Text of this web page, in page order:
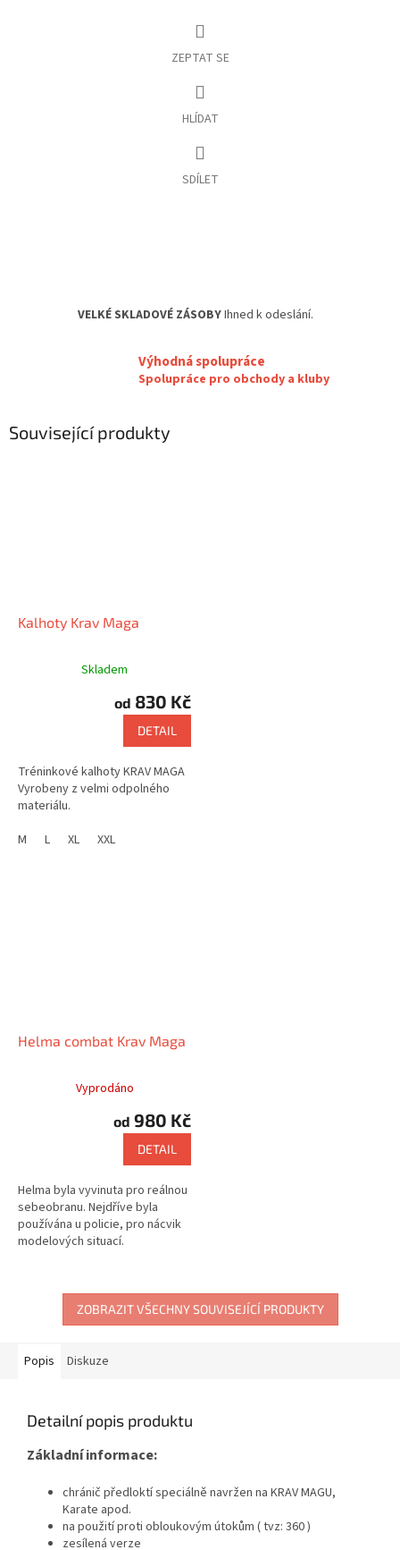
ZEPTAT SE
HLÍDAT
SDÍLET
VELKÉ SKLADOVÉ ZÁSOBYIhned k odeslání.
Výhodná spolupráce
Spolupráce pro obchody a kluby
Související produkty
Kalhoty Krav Maga
Skladem
od 830 Kč
DETAIL
Tréninkové kalhoty KRAV MAGA
Vyrobeny z velmi odpolného
materiálu.
M
L XL XXL
Helma combat Krav Maga
Vyprodáno
od 980 Kč
DETAIL
Helma byla vyvinuta pro reálnou
sebeobranu. Nejdříve byla
používána u policie, pro nácvik
modelových situací.
ZOBRAZIT VŠECHNY SOUVISEJÍCÍ PRODUKTY
Popis Diskuze
Detailní popis produktu
Základní informace:
chránič předloktí speciálně navržen na KRAV MAGU,
Karate apod.
na použití proti obloukovým útokům ( tvz: 360 )
zesílená verze